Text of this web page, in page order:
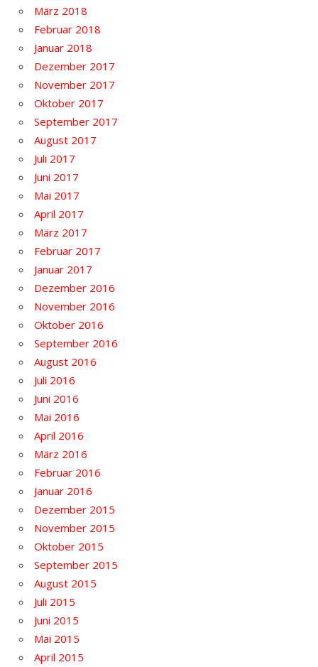
März 2018
Februar 2018
Januar 2018
Dezember 2017
November 2017
Oktober 2017
September 2017
August 2017
Juli 2017
Juni 2017
Mai 2017
April 2017
März 2017
Februar 2017
Januar 2017
Dezember 2016
November 2016
Oktober 2016
September 2016
August 2016
Juli 2016
Juni 2016
Mai 2016
April 2016
März 2016
Februar 2016
Januar 2016
Dezember 2015
November 2015
Oktober 2015
September 2015
August 2015
Juli 2015
Juni 2015
Mai 2015
April 2015